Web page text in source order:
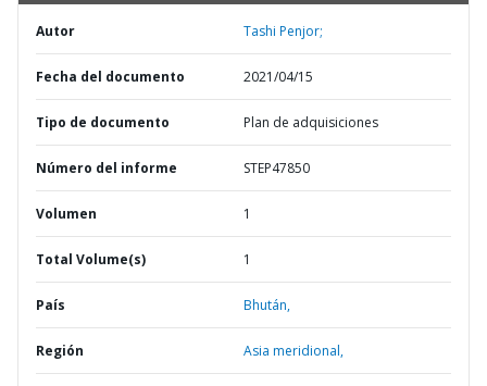
Autor Tashi Penjor;
Fecha del documento 2021/04/15
Tipo de documento Plan de adquisiciones
Número del informe STEP47850
Volumen 1
Total Volume(s) 1
País Bhután,
Región Asia meridional,